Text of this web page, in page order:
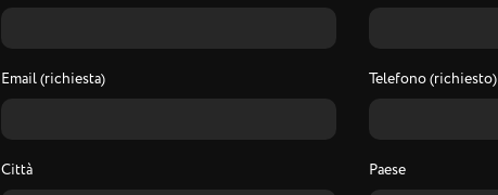
Email (richiesta) Telefono (richiesto)
Città Paese